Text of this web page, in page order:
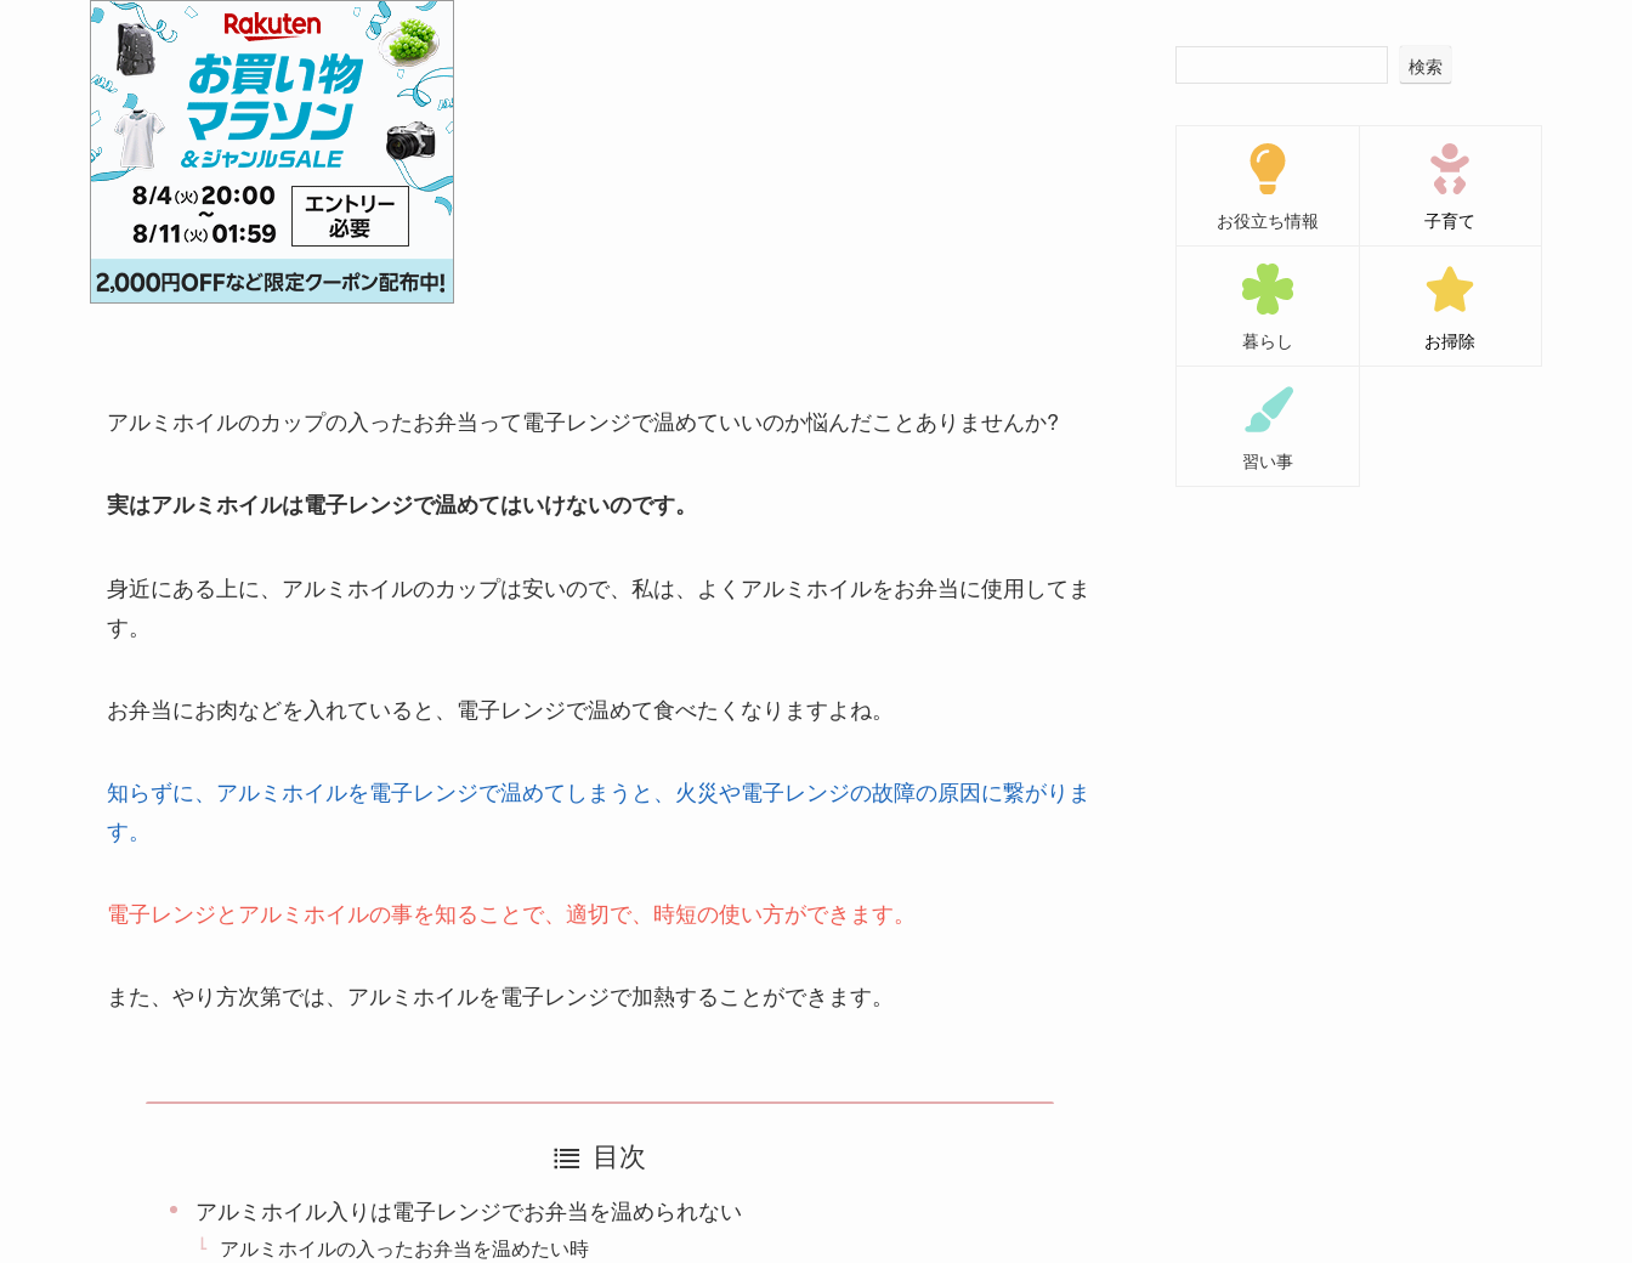
アルミホイルのカップの入ったお弁当って電子レンジで温めていいのか悩んだことありませんか?
実はアルミホイルは電子レンジで温めてはいけないのです。
身近にある上に、アルミホイルのカップは安いので、私は、よくアルミホイルをお弁当に使用してま
す。
お弁当にお肉などを入れていると、電子レンジで温めて食べたくなりますよね。
知らずに、アルミホイルを電子レンジで温めてしまうと、火災や電子レンジの故障の原因に繋がりま
す。
電子レンジとアルミホイルの事を知ることで、適切で、時短の使い方ができます。
また、やり方次第では、アルミホイルを電子レンジで加熱することができます。
目次
アルミホイル入りは電子レンジでお弁当を温められない
アルミホイルの入ったお弁当を温めたい時
検索
お役立ち情報 子育て
暮らし お掃除
習い事